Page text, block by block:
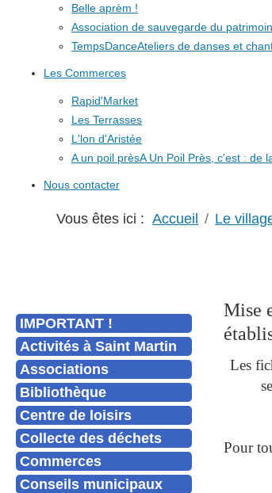
Belle aprèm !
Association de sauvegarde du
TempsDanceAteliers de danses et
Les Commerces
Rapid'Market
Les Terrasses
L'lon d'Aristée
A un poil prèsA Un Poil Près, c'est : de
Nous contacter
Vous êtes ici : Accueil Le
IMPORTANT !
Activités à Saint Martin
Associations
Bibliothèque
Centre de loisirs
Collecte des déchets
Commerces
Conseils municipaux
Mise
Les
Pour